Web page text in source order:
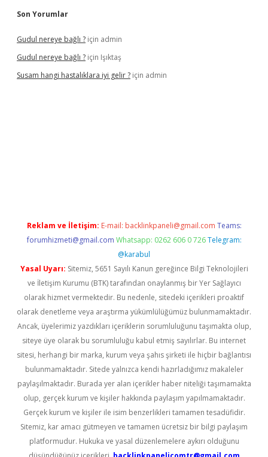
Son Yorumlar
Gudul nereye bağlı ? için admin
Gudul nereye bağlı ? için Işıktaş
Susam hangi hastalıklara iyi gelir ? için admin
Reklam ve İletişim: E-mail: backlinkpaneli@gmail.com Teams:
forumhizmeti@gmail.com Whatsapp: 0262 606 0 726 Telegram:
@karabul
Yasal Uyarı: Sitemiz, 5651 Sayılı Kanun gereğince Bilgi Teknolojileri
ve İletişim Kurumu (BTK) tarafından onaylanmış bir Yer Sağlayıcı
olarak hizmet vermektedir. Bu nedenle, sitedeki içerikleri proaktif
olarak denetleme veya araştırma yükümlülüğümüz bulunmamaktadır.
Ancak, üyelerimiz yazdıkları içeriklerin sorumluluğunu taşımakta olup,
siteye üye olarak bu sorumluluğu kabul etmiş sayılırlar. Bu internet
sitesi, herhangi bir marka, kurum veya şahıs şirketi ile hiçbir bağlantısı
bulunmamaktadır. Sitede yalnızca kendi hazırladığımız makaleler
paylaşılmaktadır. Burada yer alan içerikler haber niteliği taşımamakta
olup, gerçek kurum ve kişiler hakkında paylaşım yapılmamaktadır.
Gerçek kurum ve kişiler ile isim benzerlikleri tamamen tesadüfidir.
Sitemiz, kar amacı gütmeyen ve tamamen ücretsiz bir bilgi paylaşım
platformudur. Hukuka ve yasal düzenlemelere aykırı olduğunu